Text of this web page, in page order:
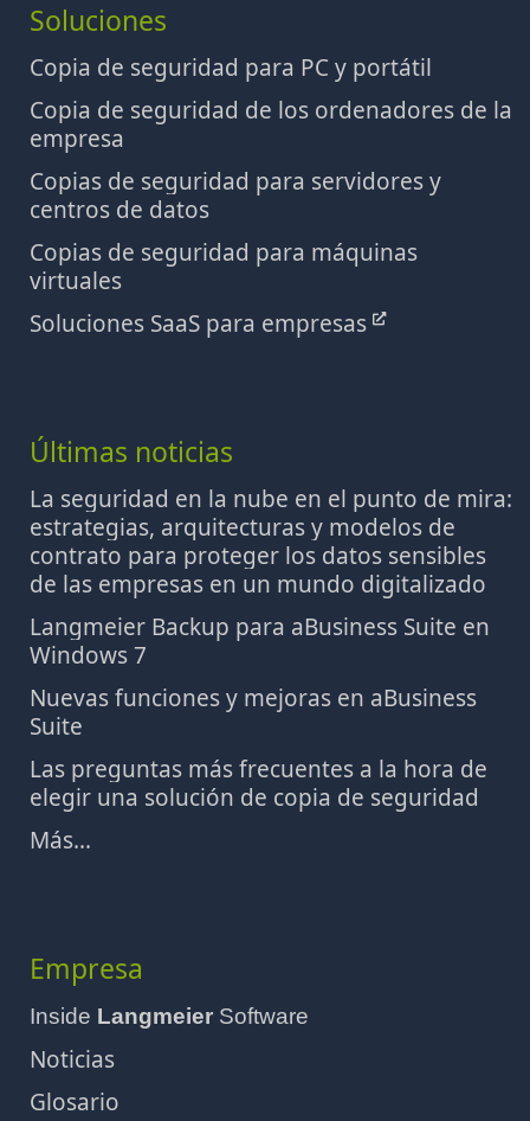
Soluciones
Copia de seguridad para PC y portátil
Copia de seguridad de los ordenadores de la
empresa
Copias de seguridad para servidores y
centros de datos
Copias de seguridad para máquinas
virtuales
Soluciones SaaS para empresas
Últimas noticias
La seguridad en la nube en el punto de mira:
estrategias, arquitecturas y modelos de
contrato para proteger los datos sensibles
de las empresas en un mundo digitalizado
Langmeier Backup para aBusiness Suite en
Windows 7
Nuevas funciones y mejoras en aBusiness
Suite
Las preguntas más frecuentes a la hora de
elegir una solución de copia de seguridad
Más...
Empresa
Inside Langmeier Software
Noticias
Glosario